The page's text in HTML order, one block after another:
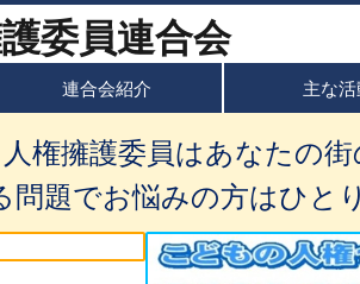
連合会紹介 主な
人権擁護委員はあなたの
問題でお悩みの方はひと